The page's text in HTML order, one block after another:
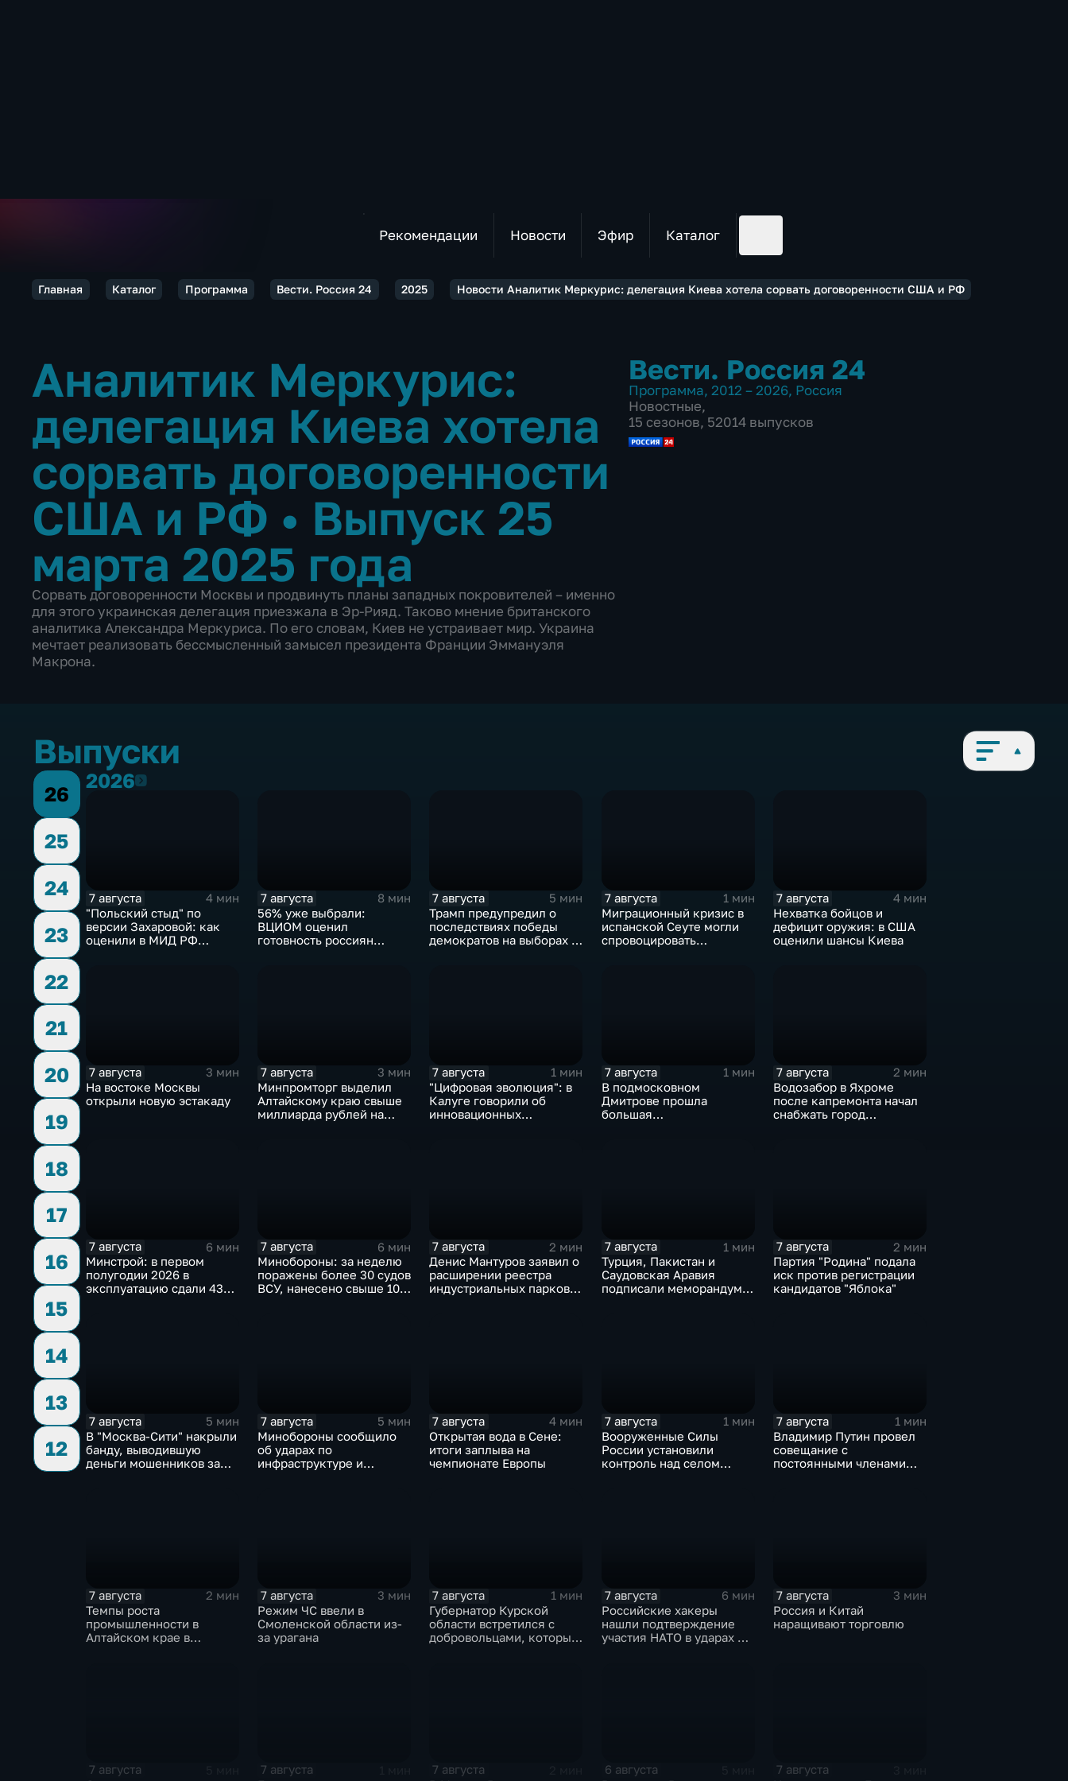
Рекомендации Новости Эфир Каталог
Главная Каталог Программа Вести. Россия 24 2025 Новости Аналитик Меркурис: делегация Киева хотела сорвать договоренности США и РФ
Аналитик Меркурис:
делегация Киева хотела
сорвать договоренности
США и РФ • Выпуск 25
марта 2025 года
Сорвать договоренности Москвы и продвинуть планы западных покровителей – именно
для этого украинская делегация приезжала в Эр-Рияд. Таково мнение британского
аналитика Александра Меркуриса. По его словам, Киев не устраивает мир. Украина
мечтает реализовать бессмысленный замысел президента Франции Эммануэля
Макрона.
Вести. Россия 24
Программа, 2012 – 2026, Россия
Новостные,
15 сезонов, 52014 выпусков
Выпуски
26
25
24
23
22
21
20
19
18
17
16
15
14
13
12
20262026
7 августа
4 мин
"Польский стыд" по
версии Захаровой: как
оценили в МИД РФ
7 августа
8 мин
56% уже выбрали:
ВЦИОМ оценил
готовность россиян
7 августа
5 мин
Трамп предупредил о
последствиях победы
демократов на выборах в
7 августа
1 мин
Миграционный кризис в
испанской Сеуте могли
спровоцировать
7 августа
4 мин
Нехватка бойцов и
дефицит оружия: в США
оценили шансы Киева
7 августа
3 мин
На востоке Москвы
открыли новую эстакаду
7 августа
3 мин
Минпромторг выделил
Алтайскому краю свыше
миллиарда рублей на
7 августа
1 мин
"Цифровая эволюция": в
Калуге говорили об
инновационных
7 августа
1 мин
В подмосковном
Дмитрове прошла
большая
7 августа
2 мин
Водозабор в Яхроме
после капремонта начал
снабжать город
7 августа
6 мин
Минстрой: в первом
полугодии 2026 в
эксплуатацию сдали 43
7 августа
6 мин
Минобороны: за неделю
поражены более 30 судов
ВСУ, нанесено свыше 10
7 августа
2 мин
Денис Мантуров заявил о
расширении реестра
индустриальных парков в
7 августа
1 мин
Турция, Пакистан и
Саудовская Аравия
подписали меморандум о
7 августа
2 мин
Партия "Родина" подала
иск против регистрации
кандидатов "Яблока"
7 августа
5 мин
В "Москва‑Сити" накрыли
банду, выводившую
деньги мошенников за
7 августа
5 мин
Минобороны сообщило
об ударах по
инфраструктуре и
7 августа
4 мин
Открытая вода в Сене:
итоги заплыва на
чемпионате Европы
7 августа
1 мин
Вооруженные Силы
России установили
контроль над селом
7 августа
1 мин
Владимир Путин провел
совещание с
постоянными членами
7 августа
2 мин
Темпы роста
промышленности в
Алтайском крае в
7 августа
3 мин
Режим ЧС ввели в
Смоленской области из-
за урагана
7 августа
1 мин
Губернатор Курской
области встретился с
добровольцами, которые
7 августа
6 мин
Российские хакеры
нашли подтверждение
участия НАТО в ударах по
7 августа
3 мин
Россия и Китай
наращивают торговлю
7 августа 7 августа 7 августа 6 августа 7 августа